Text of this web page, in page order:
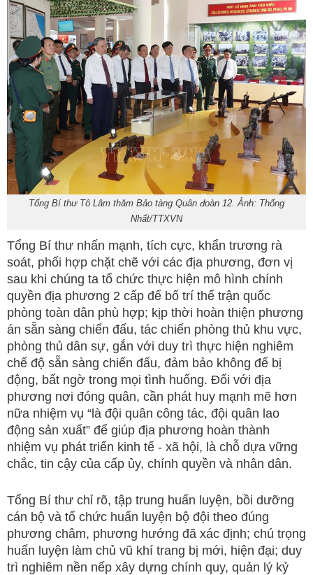
Tổng Bí thư Tô Lâm thăm Bảo tàng Quân đoàn 12. Ảnh: Thống
Nhất/TTXVN
Tổng Bí thư nhấn mạnh, tích cực, khẩn trương rà
soát, phối hợp chặt chẽ với các địa phương, đơn vị
sau khi chúng ta tổ chức thực hiện mô hình chính
quyền địa phương 2 cấp để bố trí thế trận quốc
phòng toàn dân phù hợp; kịp thời hoàn thiện phương
án sẵn sàng chiến đấu, tác chiến phòng thủ khu vực,
phòng thủ dân sự, gắn với duy trì thực hiện nghiêm
chế độ sẵn sàng chiến đấu, đảm bảo không để bị
động, bất ngờ trong mọi tình huống. Đối với địa
phương nơi đóng quân, cần phát huy mạnh mẽ hơn
nữa nhiệm vụ “là đội quân công tác, đội quân lao
động sản xuất” để giúp địa phương hoàn thành
nhiệm vụ phát triển kinh tế - xã hội, là chỗ dựa vững
chắc, tin cậy của cấp ủy, chính quyền và nhân dân.
Tổng Bí thư chỉ rõ, tập trung huấn luyện, bồi dưỡng
cán bộ và tổ chức huấn luyện bộ đội theo đúng
phương châm, phương hướng đã xác định; chú trọng
huấn luyện làm chủ vũ khí trang bị mới, hiện đại; duy
trì nghiêm nền nếp xây dựng chính quy, quản lý kỷ